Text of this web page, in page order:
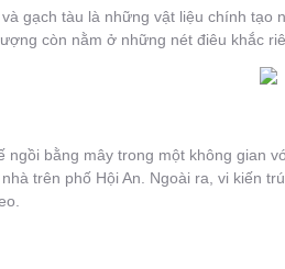
gạch tàu là những vật liệu chính
còn nằm ở những nét điêu khắc
ngồi bằng mây trong một không gian
trên phố Hội An. Ngoài ra, vi kiến